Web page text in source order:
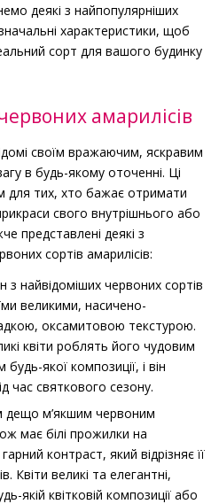
деякі з найпопулярніших
характеристики, щоб
сорт для вашого будинку
амарилісів
своїм вражаючим, яскравим
в будь-якому оточенні. Ці
для тих, хто бажає отримати
свого внутрішнього або
представлені деякі з
сортів амарилісів:
з найвідоміших червоних сортів
великими, насичено-
оксамитовою текстурою.
квіти роблять його чудовим
якої композиції, і він
час святкового сезону.
дещо м’якшим червоним
має білі прожилки на
контраст, який відрізняє її
Квіти великі та елегантні,
якій квітковій композиції або